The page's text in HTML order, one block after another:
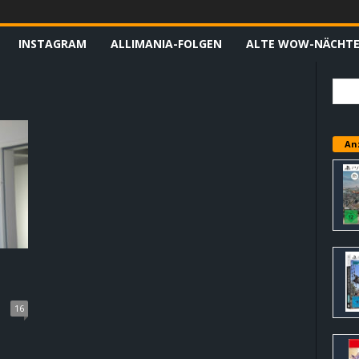
INSTAGRAM ALLIMANIA-FOLGEN ALTE WOW-NÄCHTE
16